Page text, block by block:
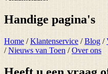
Handige pagina's
Home /Klantenservice /Blog /
/Nieuws van Toen /Over ons